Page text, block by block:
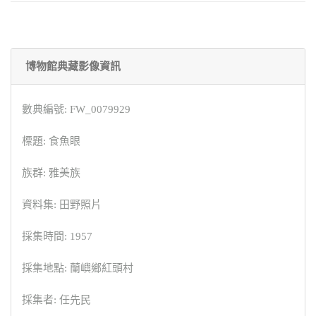
博物館典藏影像資訊
數典編號: FW_0079929
標題: 食魚眼
族群: 雅美族
資料集: 田野照片
採集時間: 1957
採集地點: 蘭嶼鄉紅頭村
採集者: 任先民